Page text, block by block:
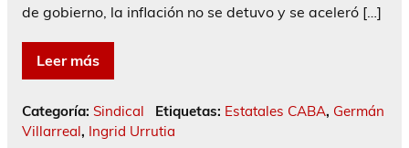
de gobierno, la inflación no se detuvo y se aceleró […]
Leer más
Categoría: Sindical Etiquetas: Estatales CABA, Germán
Villarreal, Ingrid Urrutia